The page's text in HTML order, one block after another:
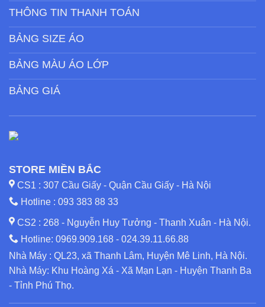
THÔNG TIN THANH TOÁN
BẢNG SIZE ÁO
BẢNG MÀU ÁO LỚP
BẢNG GIÁ
STORE MIỀN BẮC
CS1 : 307 Cầu Giấy - Quận Cầu Giấy - Hà Nội
Hotline : 093 383 88 33
CS2 : 268 - Nguyễn Huy Tưởng - Thanh Xuân - Hà Nội.
Hotline: 0969.909.168 - 024.39.11.66.88
Nhà Máy : QL23, xã Thanh Lâm, Huyện Mê Linh, Hà Nội.
Nhà Máy: Khu Hoàng Xá - Xã Mạn Lạn - Huyện Thanh Ba
- Tỉnh Phú Thọ.